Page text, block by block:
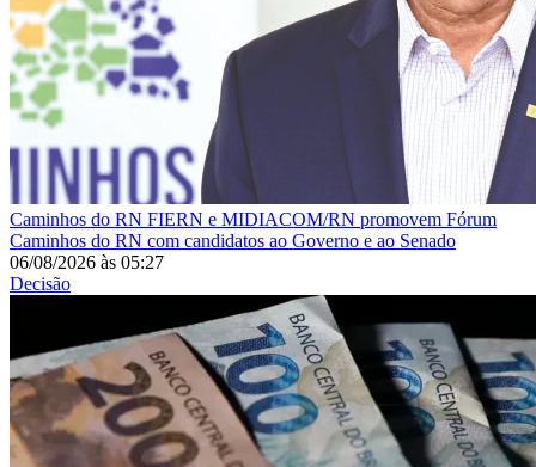
Caminhos do RN FIERN e MIDIACOM/RN promovem Fórum
Caminhos do RN com candidatos ao Governo e ao Senado
06/08/2026 às 05:27
Decisão